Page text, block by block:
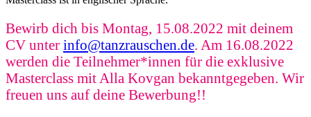
Bewirb dich bis Montag, 15.08.2022 mit deinem
CV unter info@tanzrauschen.de. Am 16.08.2022
werden die Teilnehmer*innen für die exklusive
Masterclass mit Alla Kovgan bekanntgegeben. Wir
freuen uns auf deine Bewerbung!!